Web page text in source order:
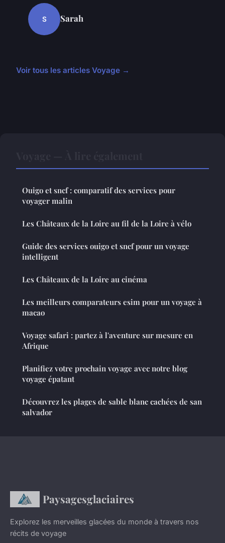
S Sarah
Voir tous les articles Voyage →
Ouigo et sncf : comparatif des services pour
voyager malin
Les Châteaux de la Loire au fil de la Loire à vélo
Guide des services ouigo et sncf pour un voyage
intelligent
Les Châteaux de la Loire au cinéma
Les meilleurs comparateurs esim pour un voyage à
macao
Voyage safari : partez à l'aventure sur mesure en
Afrique
Planifiez votre prochain voyage avec notre blog
voyage épatant
Découvrez les plages de sable blanc cachées de san
salvador
Paysagesglaciaires
Explorez les merveilles glacées du monde à travers nos
récits de voyage